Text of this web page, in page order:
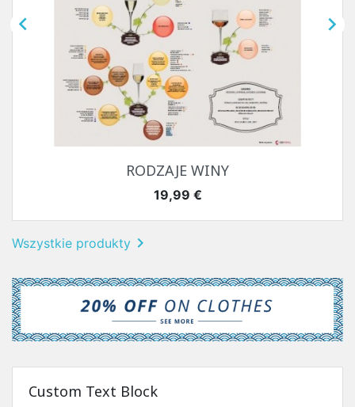

RODZAJE WINY
Cena
19,99 €

Wszystkie produkty 
Custom Text Block